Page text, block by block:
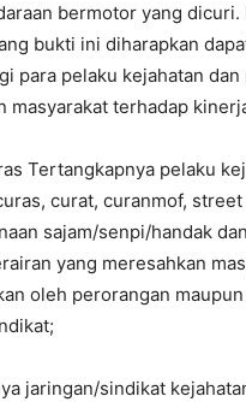
bermotor yang dicuri.
bukti ini diharapkan
para pelaku kejahatan
masyarakat terhadap
Tertangkapnya pelaku
curat, curanmof,
sajam/senpi/handak
yang meresahkan
oleh perorangan maupun
jaringan/sindikat